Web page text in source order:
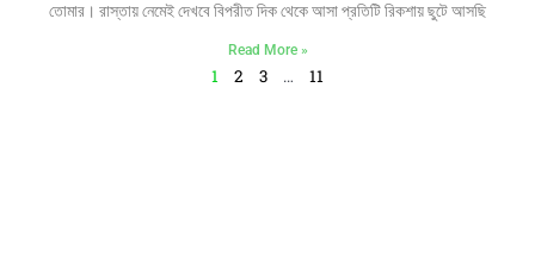
তোমার। রাস্তায় নেমেই দেখবে বিপরীত দিক থেকে আসা প্রতিটি রিকশায় ছুটে আসছি
Read More »
1 2 3 … 11